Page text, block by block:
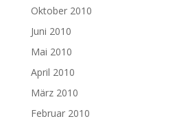
Oktober 2010
Juni 2010
Mai 2010
April 2010
März 2010
Februar 2010